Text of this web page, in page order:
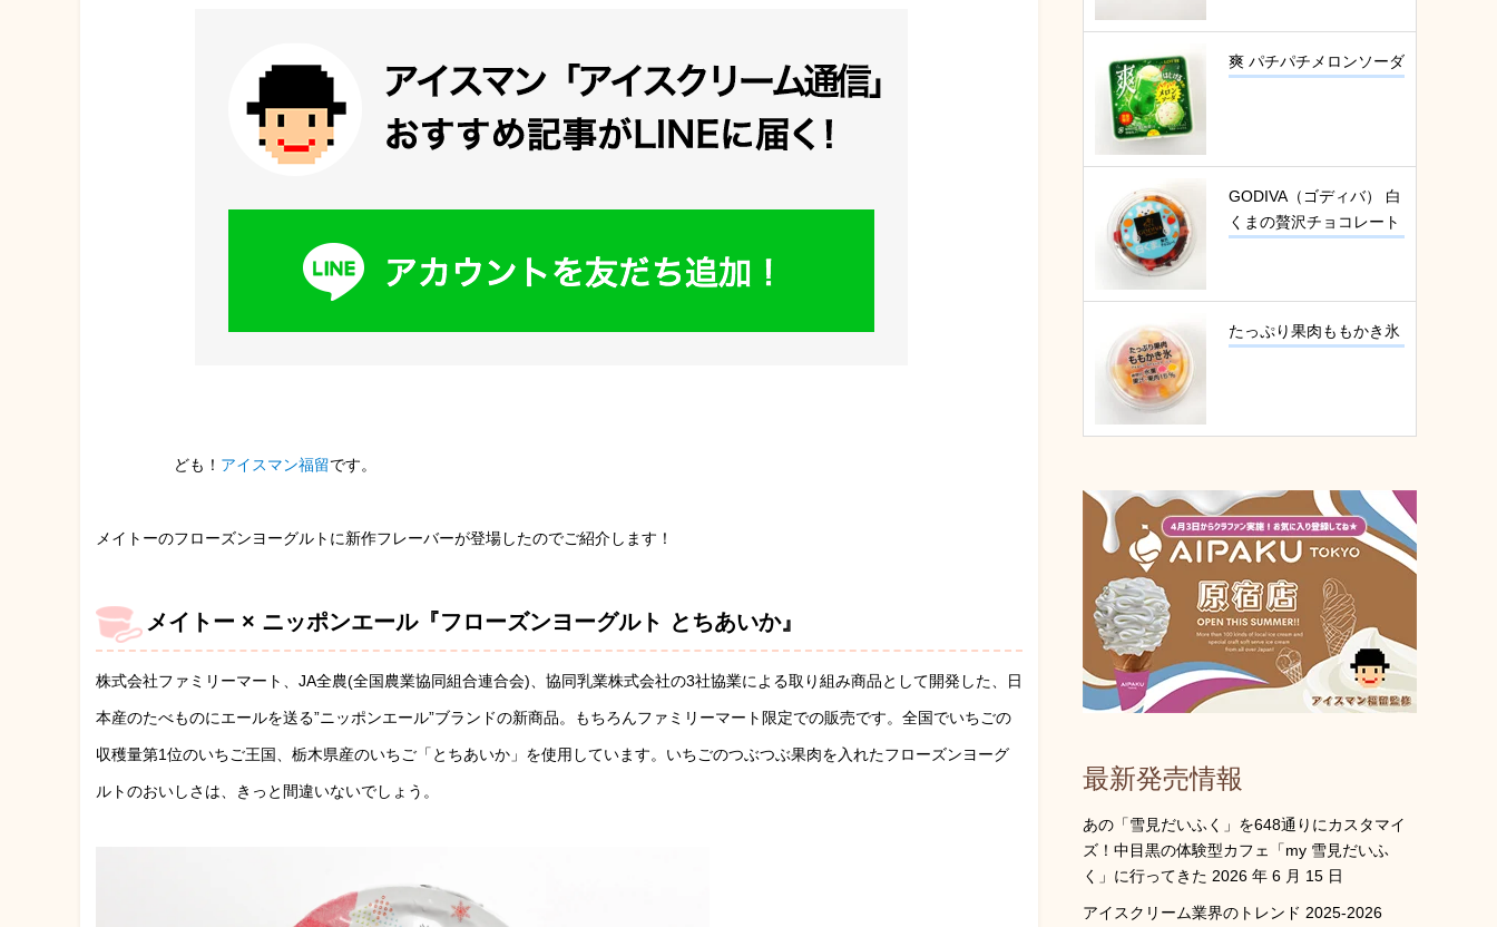
ども！ アイスマン福留です。
メイトーのフローズンヨーグルトに新作フレーバーが登場したのでご紹介します！
メイトー × ニッポンエール『フローズンヨーグルト とちあいか』
株式会社ファミリーマート、JA全農(全国農業協同組合連合会)、協同乳業株式会社の3社協業による取り組み商品として開発した、日
本産のたべものにエールを送る”ニッポンエール”ブランドの新商品。もちろんファミリーマート限定での販売です。全国でいちごの
収穫量第1位のいちご王国、栃木県産のいちご「とちあいか」を使用しています。いちごのつぶつぶ果肉を入れたフローズンヨーグ
ルトのおいしさは、きっと間違いないでしょう。
爽 パチパチメロンソーダ
GODIVA（ゴディバ） 白
くまの贅沢チョコレート
たっぷり果肉ももかき氷
最新発売情報
あの「雪見だいふく」を648通りにカスタマイ
ズ！中目黒の体験型カフェ「my 雪見だいふ
く」に行ってきた 2026 年 6 月 15 日
アイスクリーム業界のトレンド 2025-2026